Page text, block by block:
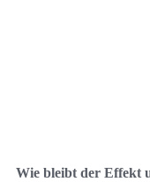
Wie bleibt der Effekt